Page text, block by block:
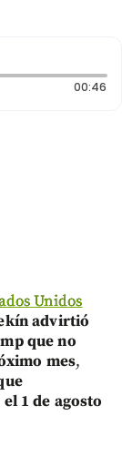
00:46
Unidos
advirtió
que no
mes,
1 de agosto